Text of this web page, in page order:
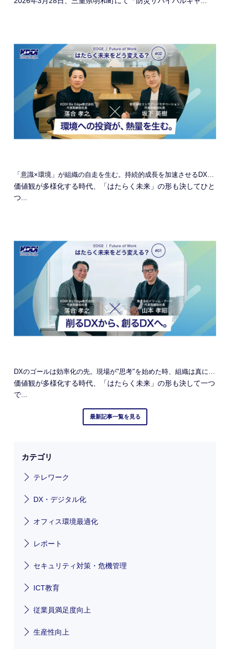
「意識×環境」が組織の自走を生む。持続的成長を加速させるDXの本質
価値観が多様化する時代、「はたらく未来」の形も決してひと
つ...
DXのゴールは効率化の先。現場が"思考"を始めた時、組織は真に進化する
価値観が多様化する時代、「はたらく未来」の形も決して一つ
で...
最新記事一覧を見る
カテゴリ
テレワーク
DX・デジタル化
オフィス環境最適化
レポート
セキュリティ対策・危機管理
ICT教育
従業員満足度向上
生産性向上